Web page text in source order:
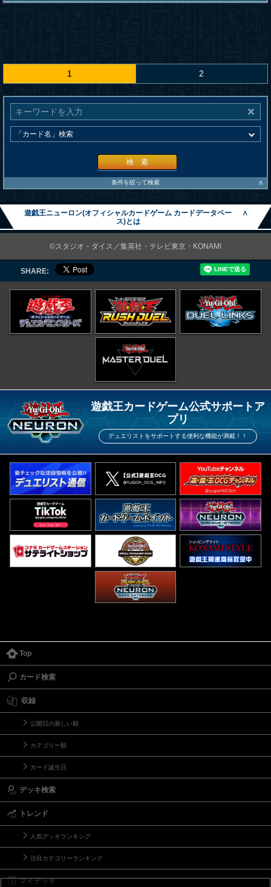
1 2
検 索
条件を絞って検索 ∧
遊戯王ニューロン(オフィシャルカードゲーム カードデータベー
ス)とは
∧
©スタジオ・ダイス／集英社・テレビ東京・KONAMI
SHARE:
遊戯王カードゲーム公式サポートア
プリ
デュエリストをサポートする便利な機能が満載！！
Top
カード検索
収録
公開日の新しい順
カテゴリー順
カード誕生日
デッキ検索
トレンド
人気デッキランキング
注目カテゴリーランキング
マイデッキ